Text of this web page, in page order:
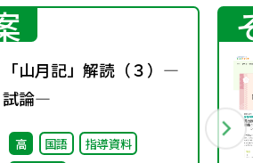
「山月記」解読（３）―
試論―
高 国語
指導資料